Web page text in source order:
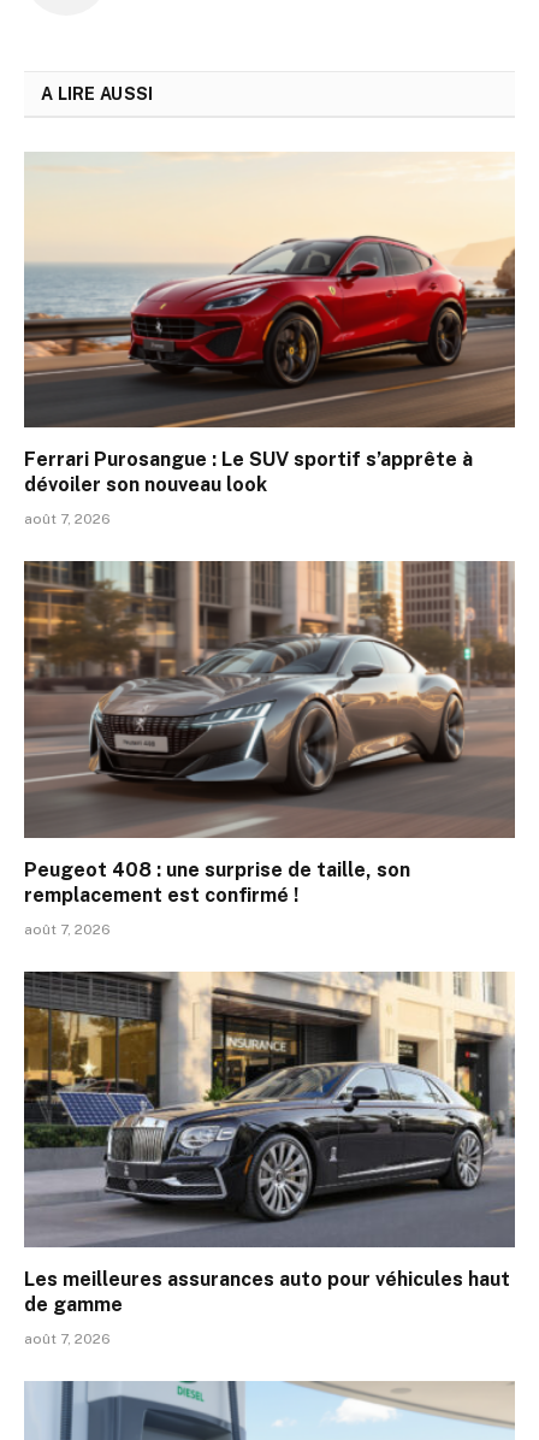
A LIRE AUSSI
Ferrari Purosangue : Le SUV sportif s’apprête à
dévoiler son nouveau look
août 7, 2026
Peugeot 408 : une surprise de taille, son
remplacement est confirmé !
août 7, 2026
Les meilleures assurances auto pour véhicules haut
de gamme
août 7, 2026